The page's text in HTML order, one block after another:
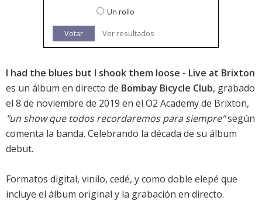
Un rollo
Votar Ver resultados
I had the blues but I shook them loose - Live at Brixton
es un álbum en directo de Bombay Bicycle Club, grabado
el 8 de noviembre de 2019 en el O2 Academy de Brixton,
"un show que todos recordaremos para siempre"según
comenta la banda. Celebrando la década de su álbum
debut.
Formatos digital, vinilo, cedé, y como doble elepé que
incluye el álbum original y la grabación en directo.